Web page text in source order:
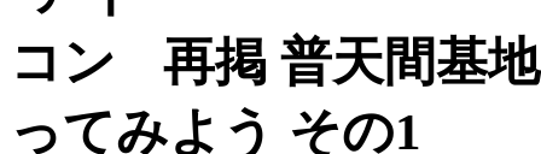
再掲 普天間基
ってみよう その1